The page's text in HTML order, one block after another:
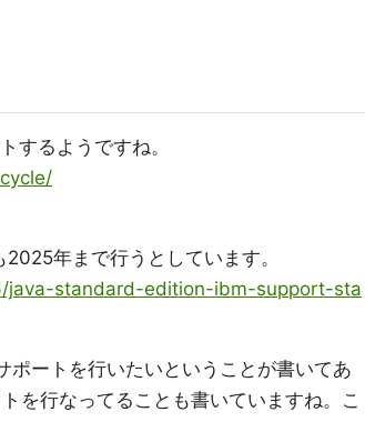
するようですね。
年まで行うとしています。
java-standard-edition-ibm-support-sta
ポートを行いたいということが書いてあ
を行なってることも書いていますね。こ